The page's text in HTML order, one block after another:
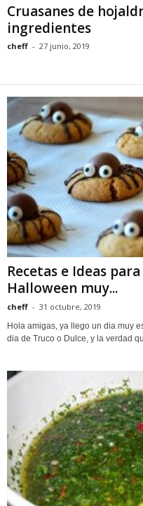
Cruasanes de
ingredientes
cheff - 27 junio, 2019
Recetas e Ideas
Halloween muy...
cheff - 31 octubre, 2019
Hola amigas, ya llego un dia muy
dia de Truco o Dulce, y la verdad